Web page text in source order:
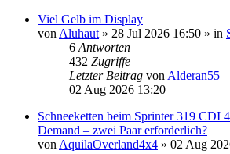
Viel Gelb im Display
von Aluhaut » 28 Jul 2026 16:50 » in
6 Antworten
432 Zugriffe
Letzter Beitrag von Alderan55
02 Aug 2026 13:20
Schneeketten beim Sprinter 319 CDI
Demand – zwei Paar erforderlich?
von AquilaOverland4x4 » 02 Aug